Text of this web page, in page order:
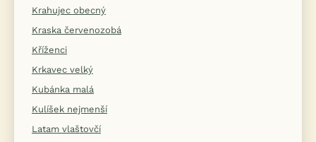
Krahujec obecný
Kraska červenozobá
Kříženci
Krkavec velký
Kubánka malá
Kulíšek nejmenší
Latam vlaštovčí